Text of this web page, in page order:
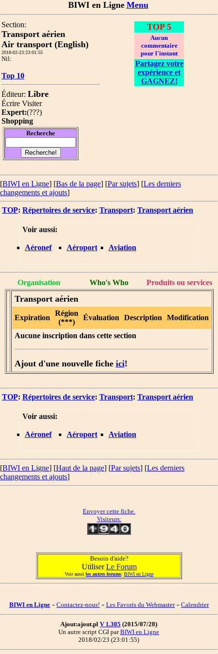
BIWI en Ligne Menu
Section:
Transport aérien
Air transport (English)
2018-02-23:23:01:55
Nil:
Top 10
Éditeur: Libre
Écrire Visiter
Expert:(???)
Shopping
Recherche
TOP 5
Aucun
commentaire
pour l'instant
Partagez votre
expérience et
GAGNEZ!
[BIWI en Ligne] [Bas de la page] [Par sujets] [Les derniers
changements et ajouts]
TOP: Répertoires de service: Transport: Transport aérien
Voir aussi:
Aéronef Aéroport Aviation
Organisation Who's Who Produits ou services
Transport aérien
Expiration
Région
(***)
Évaluation Description Modification
Aucune inscription dans cette section
Ajout d'une nouvelle fiche ici!
TOP: Répertoires de service: Transport: Transport aérien
Voir aussi:
Aéronef Aéroport Aviation
[BIWI en Ligne] [Haut de la page] [Par sujets] [Les derniers
changements et ajouts]
Envoyer cette fiche.
Visiteurs:
Besoin d'aide?
UtiliserLe Forum
Voir aussi les autres forums: BIWI en Ligne
BIWI en Ligne - Contactez-nous! - Les Favoris du Webmaster- Calendrier
Ajout:ajout.pl V 1.305 (2015/07/28)
Un autre script CGI parBIWI en Ligne
2018/02/23 (23:01:55)